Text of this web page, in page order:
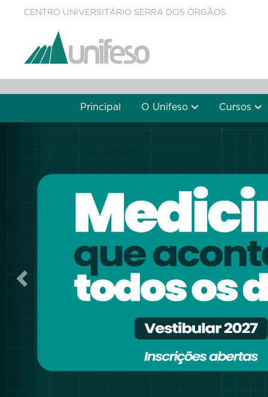
CENTRO UNIVERSITÁRIO SERRA DOS ÓRGÃOS
Principal O Unifeso Cursos